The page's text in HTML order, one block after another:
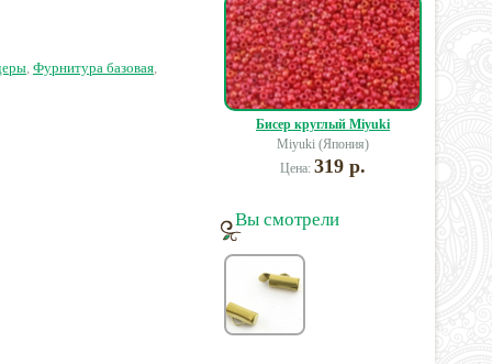
20 руб. 15 руб.
, Фурнитура базовая,
Бисер круглый Miyuki
Miyuki (Япония)
Цена: 319 р.
Вы смотрели